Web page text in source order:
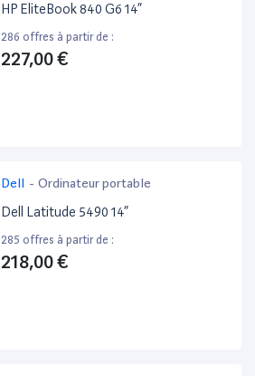
HP EliteBook 840 G6 14”
286 offres à partir de :
227,00 €
Dell - Ordinateur portable
Dell Latitude 5490 14”
285 offres à partir de :
218,00 €